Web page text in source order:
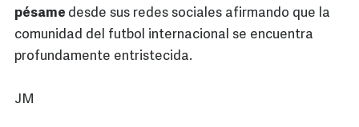
pésame desde sus redes sociales afirmando que la
comunidad del futbol internacional se encuentra
profundamente entristecida.
JM